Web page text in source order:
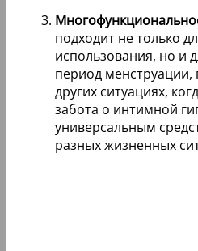
подходит не только
использования, но и
период менструации,
других ситуациях,
забота о интимной
универсальным
разных жизненных